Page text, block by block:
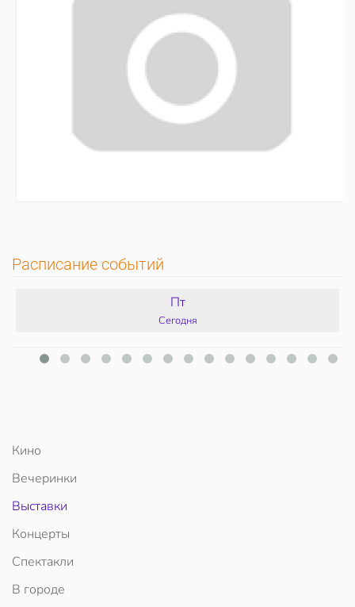
Расписание событий
Пт
Сегодня
Кино
Вечеринки
Выставки
Концерты
Спектакли
В городе